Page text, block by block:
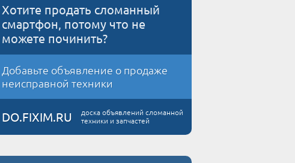
Хотите продать сломанный
смартфон, потому что не
можете починить?
Добавьте объявление о продаже
неисправной техники
DO.FIXIM.RU
доска объявлений сломанной
техники и запчастей